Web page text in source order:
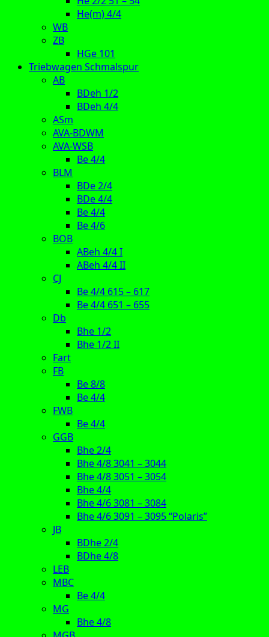
He(m) 4/4
WB
ZB
HGe 101
Triebwagen Schmalspur
AB
BDeh 1/2
BDeh 4/4
ASm
AVA-BDWM
AVA-WSB
Be 4/4
BLM
BDe 2/4
BDe 4/4
Be 4/4
Be 4/6
BOB
ABeh 4/4 I
ABeh 4/4 II
CJ
Be 4/4 615 – 617
Be 4/4 651 – 655
Db
Bhe 1/2
Bhe 1/2 II
Fart
FB
Be 8/8
Be 4/4
FWB
Be 4/4
GGB
Bhe 2/4
Bhe 4/8 3041 – 3044
Bhe 4/8 3051 – 3054
Bhe 4/4
Bhe 4/6 3081 – 3084
Bhe 4/6 3091 – 3095 “Polaris”
JB
BDhe 2/4
BDhe 4/8
LEB
MBC
Be 4/4
MG
Bhe 4/8